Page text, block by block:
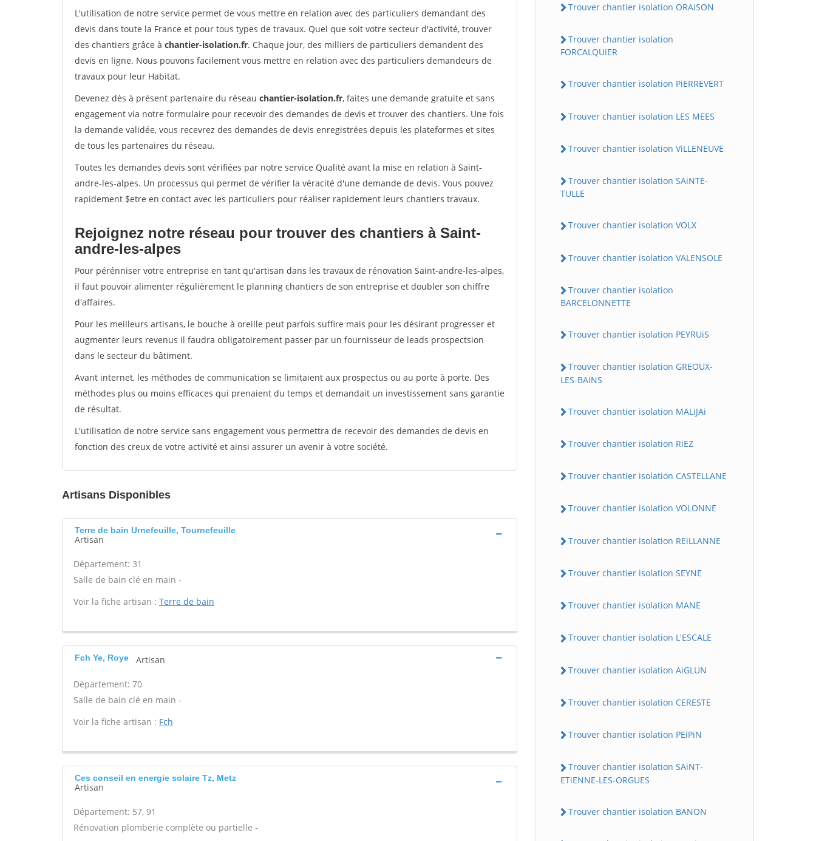
L'utilisation de notre service permet de vous mettre en relation avec des particuliers demandant des
devis dans toute la France et pour tous types de travaux. Quel que soit votre secteur d'activité, trouver
des chantiers grâce à chantier-isolation.fr. Chaque jour, des milliers de particuliers demandent des
devis en ligne. Nous pouvons facilement vous mettre en relation avec des particuliers demandeurs de
travaux pour leur Habitat.
Devenez dès à présent partenaire du réseau chantier-isolation.fr, faites une demande gratuite et sans
engagement via notre formulaire pour recevoir des demandes de devis et trouver des chantiers. Une fois
la demande validée, vous recevrez des demandes de devis enregistrées depuis les plateformes et sites
de tous les partenaires du réseau.
Toutes les demandes devis sont vérifiées par notre service Qualité avant la mise en relation à Saint-
andre-les-alpes. Un processus qui permet de vérifier la véracité d'une demande de devis. Vous pouvez
rapidement $etre en contact avec les particuliers pour réaliser rapidement leurs chantiers travaux.
Rejoignez notre réseau pour trouver des chantiers à Saint-
andre-les-alpes
Pour pérénniser votre entreprise en tant qu'artisan dans les travaux de rénovation Saint-andre-les-alpes,
il faut pouvoir alimenter régulièrement le planning chantiers de son entreprise et doubler son chiffre
d'affaires.
Pour les meilleurs artisans, le bouche à oreille peut parfois suffire mais pour les désirant progresser et
augmenter leurs revenus il faudra obligatoirement passer par un fournisseur de leads prospectsion
dans le secteur du bâtiment.
Avant internet, les méthodes de communication se limitaient aux prospectus ou au porte à porte. Des
méthodes plus ou moins efficaces qui prenaient du temps et demandait un investissement sans garantie
de résultat.
L'utilisation de notre service sans engagement vous permettra de recevoir des demandes de devis en
fonction des creux de votre activité et ainsi assurer un avenir à votre société.
Artisans Disponibles
Terre de bain Urnefeuille, Tournefeuille
Artisan
Département: 31
Salle de bain clé en main -
Voir la fiche artisan : Terre de bain
Fch Ye, Roye Artisan
Département: 70
Salle de bain clé en main -
Voir la fiche artisan : Fch
Ces conseil en energie solaire Tz, Metz
Artisan
Département: 57, 91
Rénovation plomberie complète ou partielle -
Trouver chantier isolation ORAiSON
Trouver chantier isolation
FORCALQUiER
Trouver chantier isolation PiERREVERT
Trouver chantier isolation LES MEES
Trouver chantier isolation ViLLENEUVE
Trouver chantier isolation SAiNTE-
TULLE
Trouver chantier isolation VOLX
Trouver chantier isolation VALENSOLE
Trouver chantier isolation
BARCELONNETTE
Trouver chantier isolation PEYRUiS
Trouver chantier isolation GREOUX-
LES-BAiNS
Trouver chantier isolation MALiJAi
Trouver chantier isolation RiEZ
Trouver chantier isolation CASTELLANE
Trouver chantier isolation VOLONNE
Trouver chantier isolation REiLLANNE
Trouver chantier isolation SEYNE
Trouver chantier isolation MANE
Trouver chantier isolation L'ESCALE
Trouver chantier isolation AiGLUN
Trouver chantier isolation CERESTE
Trouver chantier isolation PEiPiN
Trouver chantier isolation SAiNT-
ETiENNE-LES-ORGUES
Trouver chantier isolation BANON